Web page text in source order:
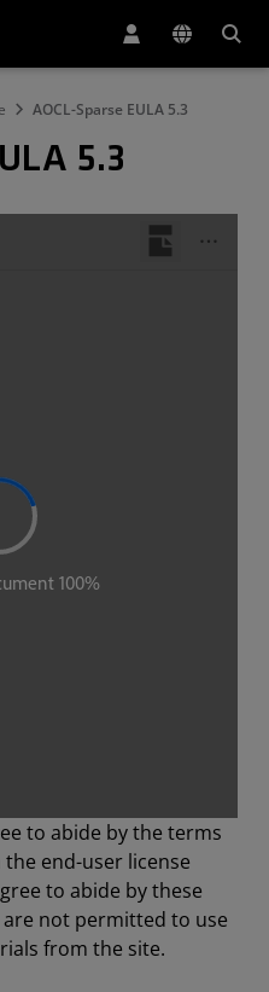
AOCL-Sparse EULA 5.3
5.3
to abide by the terms
end-user license
to abide by these
not permitted to use
from the site.